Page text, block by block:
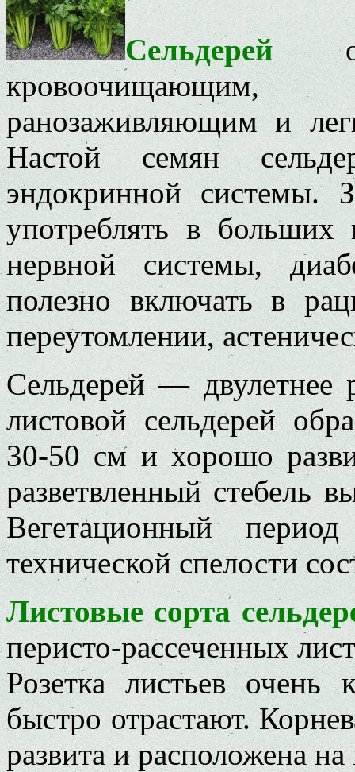
Сельдерей
ранозаживляющим и
Настой семян
эндокринной системы.
употреблять в больших
нервной системы,
полезно включать в
переутомлении,
Сельдерей — двулетнее
листовой сельдерей
30-50 см и хорошо
разветвленный стебель
Вегетационный
технической спелости
Листовые сорта
перисто-рассеченных
Розетка листьев очень
быстро отрастают.
развита и расположена